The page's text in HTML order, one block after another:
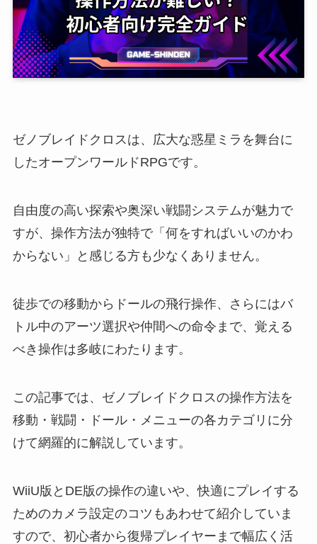
ゼノブレイドクロスは、広大な惑星ミラを舞台に
したオープンワールドRPGです。
自由度の高い探索や奥深い戦闘システムが魅力で
すが、操作方法が独特で「何をすればいいのかわ
からない」と感じる方も少なくありません。
徒歩での移動からドールの飛行操作、さらにはバ
トル中のアーツ選択や仲間への命令まで、覚える
べき操作は多岐にわたります。
この記事では、ゼノブレイドクロスの操作方法を
移動・戦闘・ドール・メニューの各カテゴリに分
けて網羅的に解説しています。
WiiU版とDE版の操作の違いや、快適にプレイする
ためのカメラ設定のコツもあわせて紹介していま
すので、初心者から復帰プレイヤーまで幅広く活